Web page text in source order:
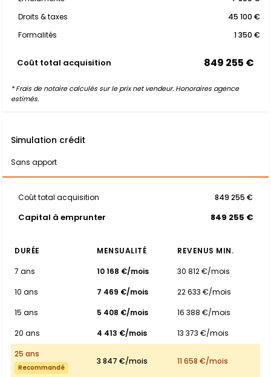
Droits & taxes
45 100 €
Formalités
1 350 €
Coût total acquisition 849 255 €
* Frais de notaire calculés sur le prix net vendeur. Honoraires agence
estimés.
Simulation crédit
Sans apport
Coût total acquisition 849 255 €
Capital à emprunter 849 255 €
DURÉE MENSUALITÉ
REVENUS MIN.
7 ans
10 168 €/mois
30 812 €/mois
10 ans
7 469 €/mois
22 633 €/mois
15 ans
5 408 €/mois
16 388 €/mois
20 ans
4 413 €/mois
13 373 €/mois
25 ans
Recommandé
3 847 €/mois 11 658 €/mois